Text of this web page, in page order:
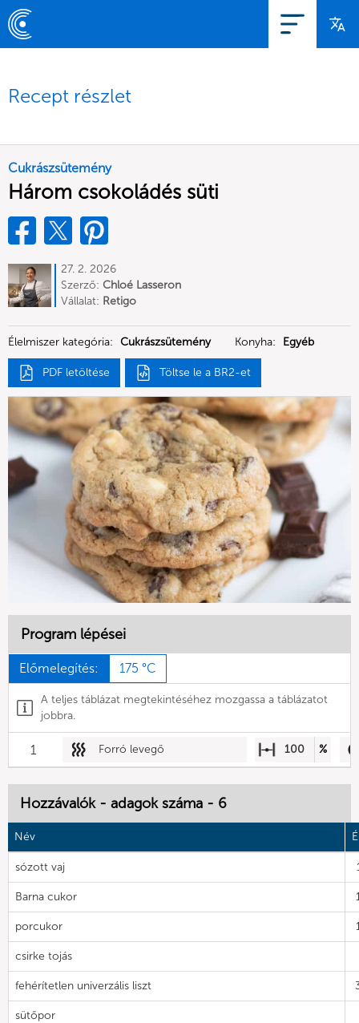
Recept részlet
Cukrászsütemény
Három csokoládés süti
27. 2. 2026
Szerző: Chloé Lasseron
Vállalat: Retigo
Élelmiszer kategória: Cukrászsütemény Konyha: Egyéb
PDF letöltése Töltse le a BR2-et
Program lépései
Előmelegítés: 175 °C
A teljes táblázat megtekintéséhez mozgassa a táblázatot
jobbra.
1 Forró levegő 100 %
Hozzávalók - adagok száma - 6
Név
sózott vaj
Barna cukor
porcukor
csirke tojás
fehérítetlen univerzális liszt
sütőpor